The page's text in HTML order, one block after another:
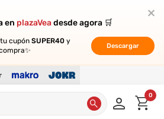
en plazaVeadesde agora 🛒
cupón SUPER40 y
Descargar
en plazaVeadesde agora 🛒
cupón SUPER40 y
Descargar
0